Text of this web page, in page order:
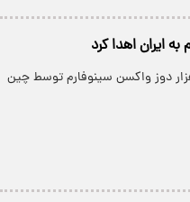
سخنگوی وزارت امور خارجه از اهدای ۲۵۰ هزار دوز واکسن سینوفارم توسط چین